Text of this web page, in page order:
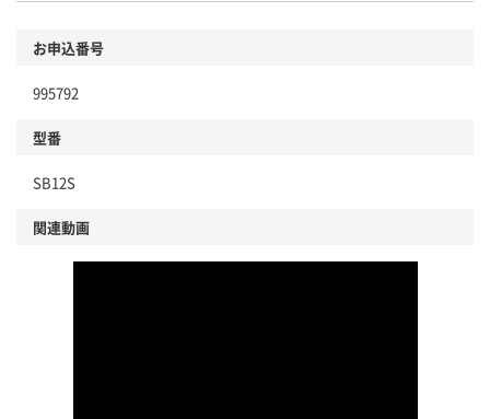
商品
本体
仕組
お申込番号
995792
型番
SB12S
関連動画